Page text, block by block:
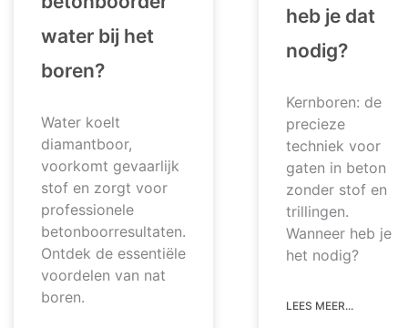
water bij het
boren?
Water koelt
diamantboor,
voorkomt gevaarlijk
stof en zorgt voor
professionele
betonboorresultaten.
Ontdek de essentiële
voordelen van nat
boren.
heb je dat
nodig?
Kernboren: de
precieze
techniek voor
gaten in beton
zonder stof en
trillingen.
Wanneer heb je
het nodig?
LEES MEER...